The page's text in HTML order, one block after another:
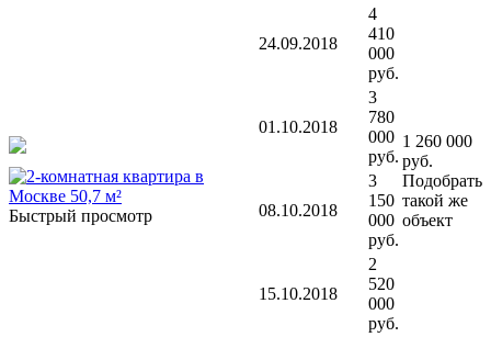
Быстрый просмотр
24.09.2018
4
410
000
руб.
01.10.2018
3
780
000
руб.
08.10.2018
3
150
000
руб.
15.10.2018
2
520
000
руб.
1 260 000
руб.
Подобрать
такой же
объект